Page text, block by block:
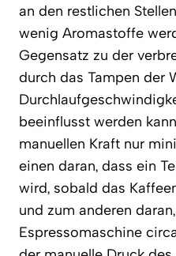
an den restlichen Stellen
wenig Aromastoffe
Gegensatz zu der
durch das Tampen der
beeinflusst werden
manuellen Kraft nur
einen daran, dass ein
wird, sobald das
und zum anderen
Espressomaschine